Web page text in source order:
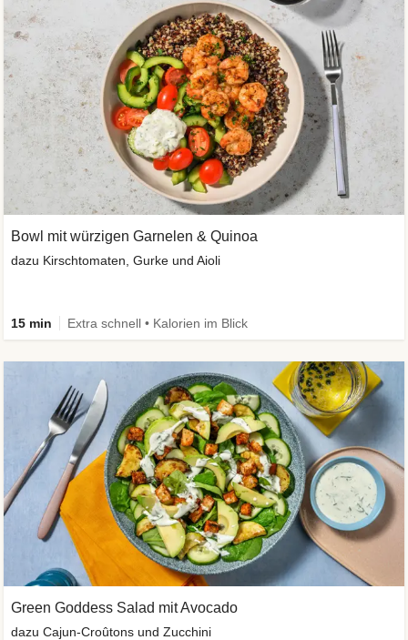
Bowl mit würzigen Garnelen & Quinoa
dazu Kirschtomaten, Gurke und Aioli
15 min Extra schnell • Kalorien im Blick
Green Goddess Salad mit Avocado
dazu Cajun-Croûtons und Zucchini